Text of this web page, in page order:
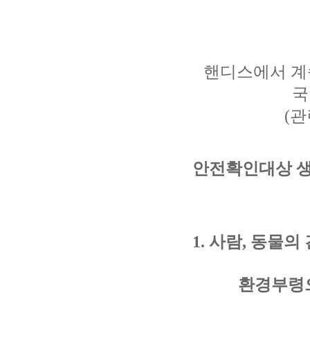
핸디스에서
(
안전확인대상
1. 사람, 동물의
환경부령